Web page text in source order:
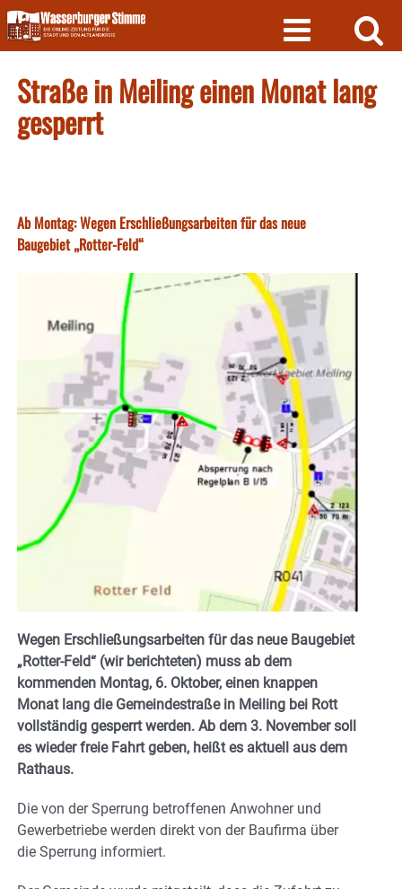
Skip
to
content
Straße in Meiling einen Monat lang
gesperrt
Ab Montag: Wegen Erschließungsarbeiten für das neue
Baugebiet „Rotter-Feld“
Wegen Erschließungsarbeiten für das neue Baugebiet
„Rotter-Feld“ (wir berichteten) muss ab dem
kommenden Montag, 6. Oktober, einen knappen
Monat lang die Gemeindestraße in Meiling bei Rott
vollständig gesperrt werden. Ab dem 3. November soll
es wieder freie Fahrt geben, heißt es aktuell aus dem
Rathaus.
Die von der Sperrung betroffenen Anwohner und
Gewerbetriebe werden direkt von der Baufirma über
die Sperrung informiert.